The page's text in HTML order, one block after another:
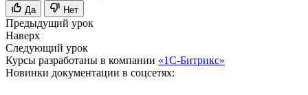
Да Нет
Предыдущий урок
Наверх
Следующий урок
Курсы разработаны в компании «1С-Битрикс»
Новинки документации в соцсетях: